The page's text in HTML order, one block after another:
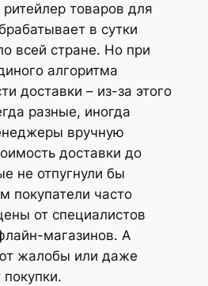
товаров для
в сутки
всей стране. Но при
алгоритма
доставки – из-за этого
разные, иногда
вручную
доставки до
не отпугнули бы
покупатели часто
от специалистов
магазинов. А
жалобы или даже